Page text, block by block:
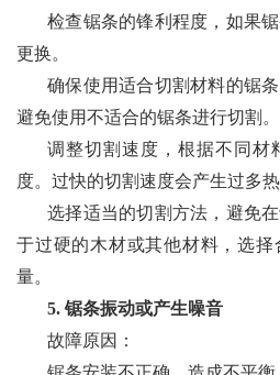
检查锯条的锋利程度，如果
更换。
确保使用适合切割材料的锯
避免使用不适合的锯条进行切割。
调整切割速度，根据不同材
度。过快的切割速度会产生过多
选择适当的切割方法，避免
于过硬的木材或其他材料，选
量。
5. 锯条振动或产生噪音
故障原因：